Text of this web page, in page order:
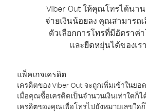
Viber Out ให้คุณโทรได้นา
จ่ายเงินน้อยลง คุณสามารถ
ตัวเลือกการโทรที่มีอัตราค่
และยืดหยุ่นได้ของเร
แพ็คเกจเครดิต
เครดิตของ Viber Out จะถูกเพิ่มเข้าในย
เมื่อคุณซื้อเครดิตเป็นจำนวนเงินเท่าใดก็
เครดิตของคุณเพื่อโทรไปยังหมายเลขใด